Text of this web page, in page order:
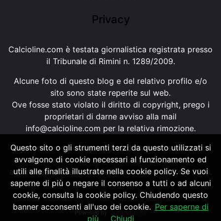
Privacy
Calcioline.com è testata giornalistica registrata presso
il Tribunale di Rimini n. 1289/2009.
Alcune foto di questo blog e del relativo profilo e/o
sito sono state reperite sul web.
Ove fosse stato violato il diritto di copyright, prego i
proprietari di darne avviso alla mail
info@calcioline.com per la relativa rimozione.
Ogni testo e foto di proprietà di Calcioline.com non
possono essere copiati o riprodotti, senza
autorizzazione, ai sensi della normativa n.29 del 2001.
Powered by SpheraHouse
Questo sito o gli strumenti terzi da questo utilizzati si
avvalgono di cookie necessari al funzionamento ed
utili alle finalità illustrate nella cookie policy. Se vuoi
saperne di più o negare il consenso a tutti o ad alcuni
cookie, consulta la cookie policy. Chiudendo questo
banner acconsenti all'uso dei cookie. Per saperne di
più
Chiudi